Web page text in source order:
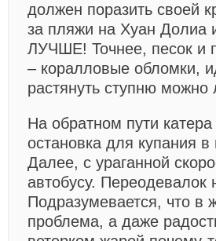
должен поразить своей
за пляжи на Хуан Долиа
ЛУЧШЕ! Точнее, песок и
– коралловые обломки,
растянуть ступню можно
На обратном пути
остановка для купания
Далее, с ураганной
автобусу. Переодевалок
Подразумевается, что в
проблема, а даже